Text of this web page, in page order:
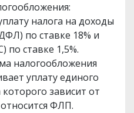
налога на доходы
по ставке 18% и
по ставке 1,5%.
налогообложения
уплату единого
зависит от
ФЛП.